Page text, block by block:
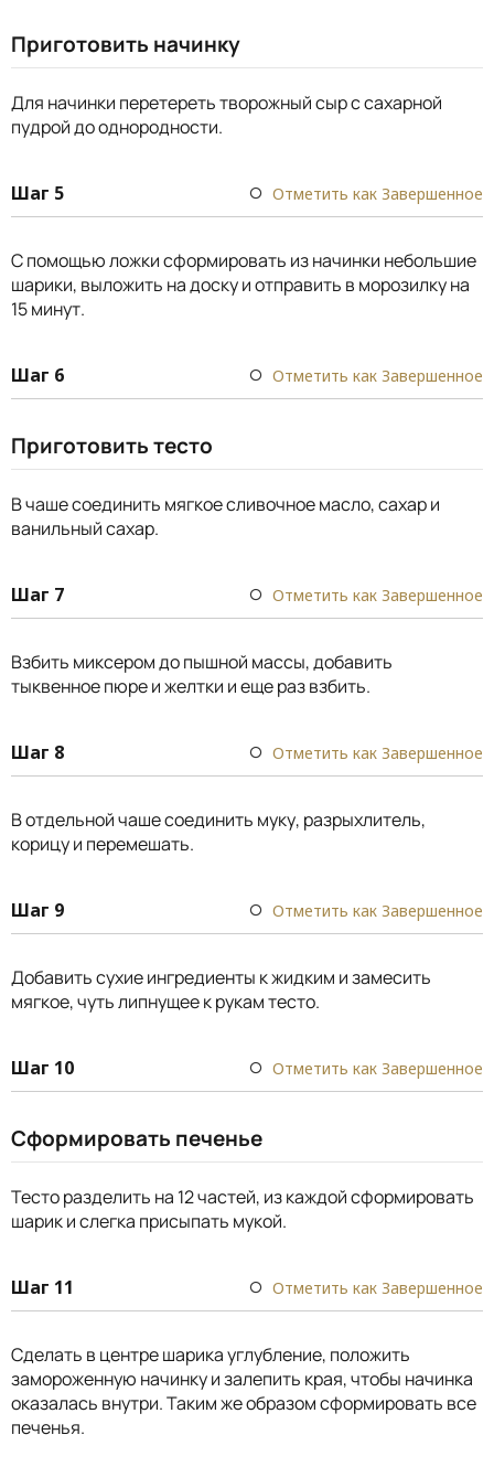
Приготовить начинку
Для начинки перетереть творожный сыр с сахарной
пудрой до однородности.
Шаг 5 Отметить как Завершенное
С помощью ложки сформировать из начинки небольшие
шарики, выложить на доску и отправить в морозилку на
15 минут.
Шаг 6 Отметить как Завершенное
Приготовить тесто
В чаше соединить мягкое сливочное масло, сахар и
ванильный сахар.
Шаг 7 Отметить как Завершенное
Взбить миксером до пышной массы, добавить
тыквенное пюре и желтки и еще раз взбить.
Шаг 8 Отметить как Завершенное
В отдельной чаше соединить муку, разрыхлитель,
корицу и перемешать.
Шаг 9 Отметить как Завершенное
Добавить сухие ингредиенты к жидким и замесить
мягкое, чуть липнущее к рукам тесто.
Шаг 10 Отметить как Завершенное
Сформировать печенье
Тесто разделить на 12 частей, из каждой сформировать
шарик и слегка присыпать мукой.
Шаг 11 Отметить как Завершенное
Сделать в центре шарика углубление, положить
замороженную начинку и залепить края, чтобы начинка
оказалась внутри. Таким же образом сформировать все
печенья.